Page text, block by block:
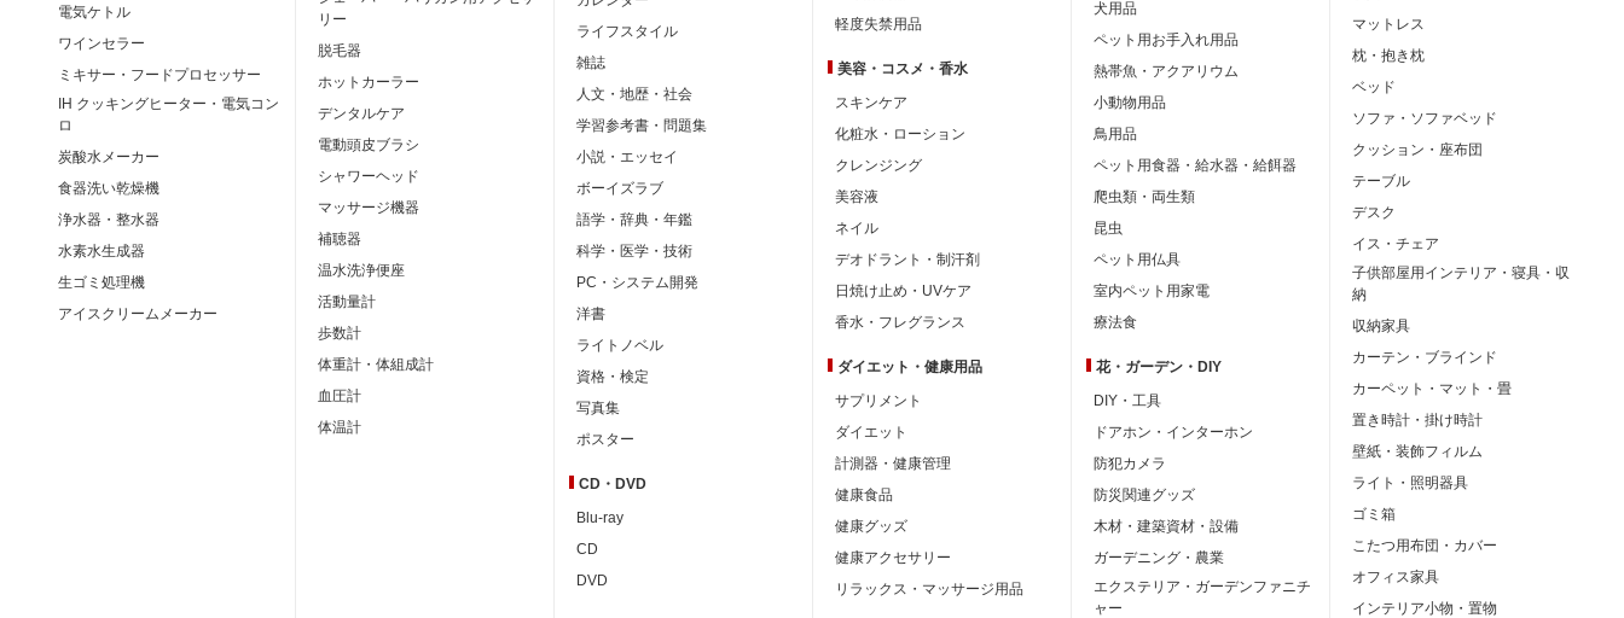
電気ケトル
ワインセラー
ミキサー・フードプロセッサー
IH クッキングヒーター・電気コン
ロ
炭酸水メーカー
食器洗い乾燥機
浄水器・整水器
水素水生成器
生ゴミ処理機
アイスクリームメーカー
リー
脱毛器
ホットカーラー
デンタルケア
電動頭皮ブラシ
シャワーヘッド
マッサージ機器
補聴器
温水洗浄便座
活動量計
歩数計
体重計・体組成計
血圧計
体温計
ライフスタイル
雑誌
人文・地歴・社会
学習参考書・問題集
小説・エッセイ
ボーイズラブ
語学・辞典・年鑑
科学・医学・技術
PC・システム開発
洋書
ライトノベル
資格・検定
写真集
ポスター
CD・DVD
Blu-ray
CD
DVD
軽度失禁用品
美容・コスメ・香水
スキンケア
化粧水・ローション
クレンジング
美容液
ネイル
デオドラント・制汗剤
日焼け止め・UVケア
香水・フレグランス
ダイエット・ 健康用品
サプリメント
ダイエット
計測器・健康管理
健康食品
健康グッズ
健康アクセサリー
リラックス・マッサージ用品
犬用品
ペット用お手入れ用品
熱帯魚・アクアリウム
小動物用品
鳥用品
ペット用食器・給水器・給餌器
爬虫類・両生類
昆虫
ペット用仏具
室内ペット用家電
療法食
花・ガーデン・DIY
DIY・工具
ドアホン・インターホン
防犯カメラ
防災関連グッズ
木材・建築資材・設備
ガーデニング・農業
エクステリア・ガーデンファニチ
ャー
マットレス
枕・抱き枕
ベッド
ソファ・ソファベッド
クッション・座布団
テーブル
デスク
イス・チェア
子供部屋用インテリア・寝具・収
納
収納家具
カーテン・ブラインド
カーペット・マット・畳
置き時計・掛け時計
壁紙・装飾フィルム
ライト・照明器具
ゴミ箱
こたつ用布団・カバー
オフィス家具
インテリア小物・置物